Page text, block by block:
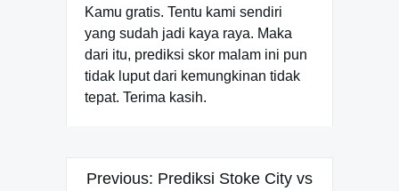
Kamu gratis. Tentu kami sendiri
yang sudah jadi kaya raya. Maka
dari itu, prediksi skor malam ini pun
tidak luput dari kemungkinan tidak
tepat. Terima kasih.
Navigasi
Previous: Prediksi Stoke City vs